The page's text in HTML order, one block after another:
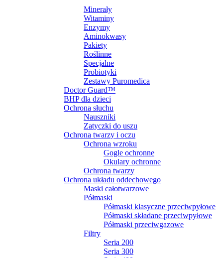
Minerały
Witaminy
Enzymy
Aminokwasy
Pakiety
Roślinne
Specjalne
Probiotyki
Zestawy Puromedica
Doctor Guard™
BHP dla dzieci
Ochrona słuchu
Nauszniki
Zatyczki do uszu
Ochrona twarzy i oczu
Ochrona wzroku
Gogle ochronne
Okulary ochronne
Ochrona twarzy
Ochrona układu oddechowego
Maski całotwarzowe
Półmaski
Półmaski klasyczne przeciwpyłowe
Półmaski składane przeciwpyłowe
Półmaski przeciwgazowe
Filtry
Seria 200
Seria 300